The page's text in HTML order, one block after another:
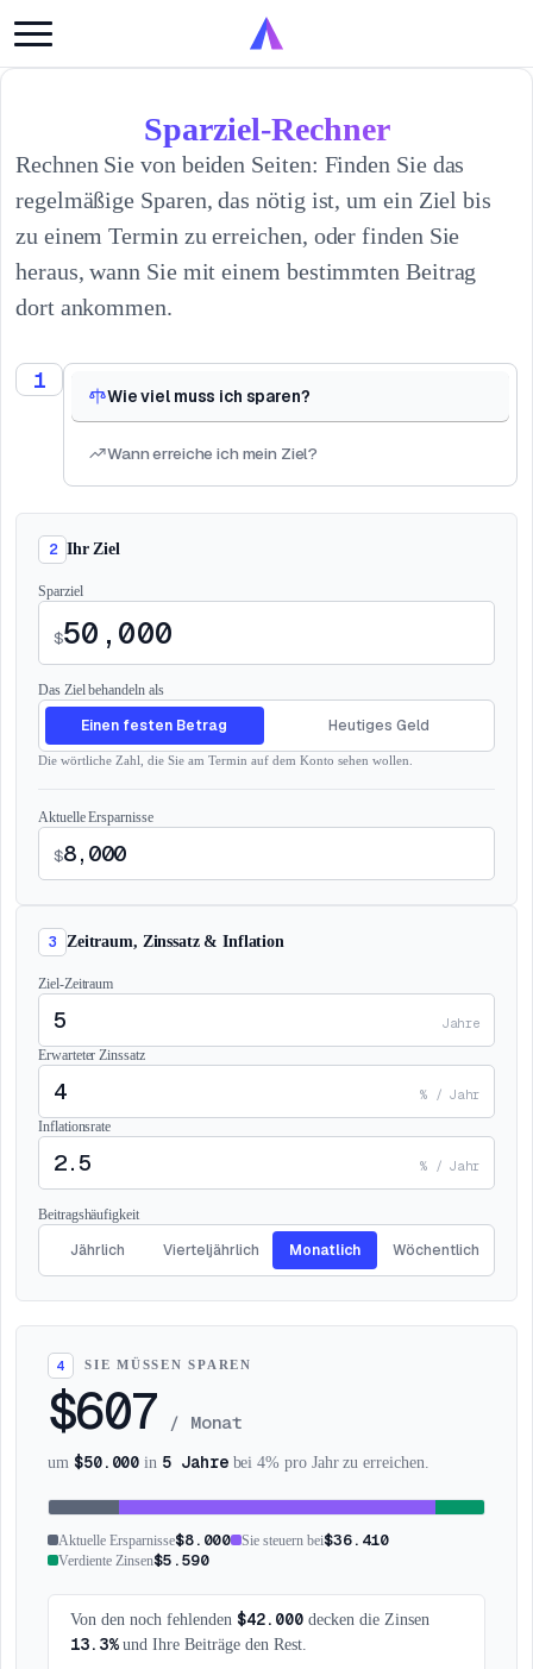
Sparziel-Rechner
Rechnen Sie von beiden Seiten: Finden Sie das
regelmäßige Sparen, das nötig ist, um ein Ziel bis
zu einem Termin zu erreichen, oder finden Sie
heraus, wann Sie mit einem bestimmten Beitrag
dort ankommen.
1
Wie viel muss ich sparen?
Wann erreiche ich mein Ziel?
2 Ihr Ziel
Sparziel
$
Das Ziel behandeln als
Einen festen Betrag Heutiges Geld
Die wörtliche Zahl, die Sie am Termin auf dem Konto sehen wollen.
Aktuelle Ersparnisse
$
3 Zeitraum, Zinssatz & Inflation
Ziel-Zeitraum
Jahre
Erwarteter Zinssatz
% / Jahr
Inflationsrate
% / Jahr
Beitragshäufigkeit
Jährlich Vierteljährlich Monatlich Wöchentlich
4 SIE MÜSSEN SPAREN
$607 / Monat
um $50.000 in 5 Jahrebei 4% pro Jahr zu erreichen.
Aktuelle Ersparnisse$8.000 Sie steuern bei$36.410
Verdiente Zinsen$5.590
Von den noch fehlenden $42.000 decken die Zinsen
13.3%und Ihre Beiträge den Rest.